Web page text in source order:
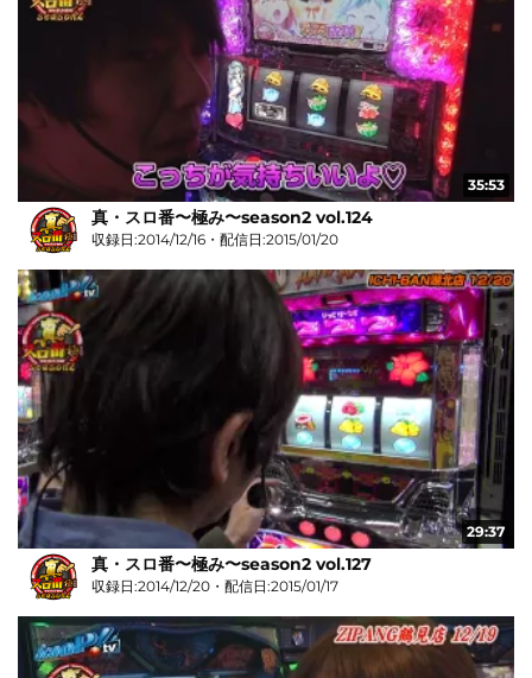
35:53
真・スロ番〜極み〜season2 vol.124
収録日:2014/12/16・配信日:2015/01/20
29:37
真・スロ番〜極み〜season2 vol.127
収録日:2014/12/20・配信日:2015/01/17